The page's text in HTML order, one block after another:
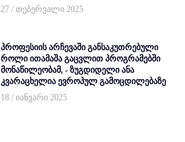
27 / თებერვალი 2025
პროფესიის არჩევაში განსაკუთრებული
როლი ითამაშა გაცვლით პროგრამებში
მონაწილეობამ, - ზუგდიდელი ანა
კვარაცხელია ევროპულ გამოცდილებაზე
18 / იანვარი 2025